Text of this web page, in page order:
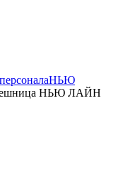
НЬЮ
НЬЮ ЛАЙН